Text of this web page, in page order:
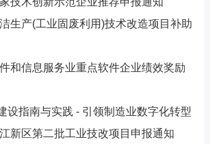
生产(工业固废利用)技术改造项目补助
和信息服务业重点软件企业绩效奖励
设指南与实践 - 引领制造业数字化转型
新区第二批工业技改项目申报通知